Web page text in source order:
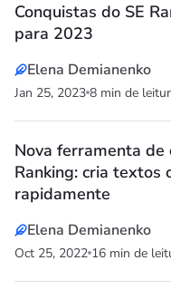
Conquistas do SE
para 2023
Elena Demianenko
Jan 25, 2023 8 min de
Nova ferramenta de
Ranking: cria textos
rapidamente
Elena Demianenko
Oct 25, 2022 16 min de